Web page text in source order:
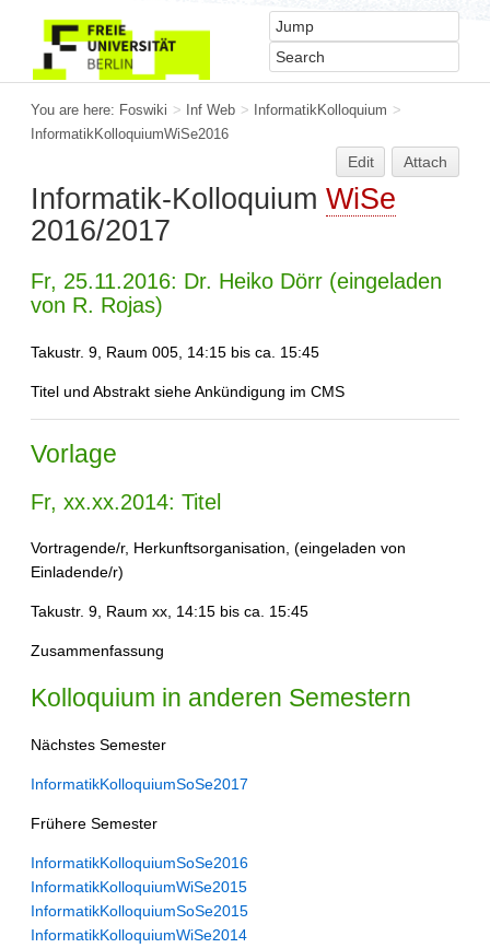
You are here: Foswiki > Inf Web > InformatikKolloquium >
InformatikKolloquiumWiSe2016
Edit Attach
Informatik-Kolloquium WiSe
2016/2017
Fr, 25.11.2016: Dr. Heiko Dörr (eingeladen
von R. Rojas)
Takustr. 9, Raum 005, 14:15 bis ca. 15:45
Titel und Abstrakt siehe Ankündigung im CMS
Vorlage
Fr, xx.xx.2014: Titel
Vortragende/r, Herkunftsorganisation, (eingeladen von
Einladende/r)
Takustr. 9, Raum xx, 14:15 bis ca. 15:45
Zusammenfassung
Kolloquium in anderen Semestern
Nächstes Semester
InformatikKolloquiumSoSe2017
Frühere Semester
InformatikKolloquiumSoSe2016
InformatikKolloquiumWiSe2015
InformatikKolloquiumSoSe2015
InformatikKolloquiumWiSe2014